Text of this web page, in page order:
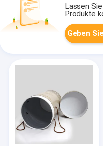
Lassen
Produkte
Geben